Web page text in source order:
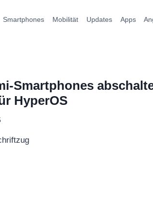
Smartphones Mobilität Updates Apps
Smartphones
HyperOS